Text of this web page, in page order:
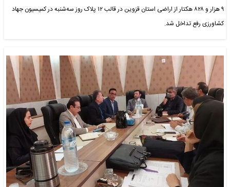
۹ هزار و ۸۲۸ هکتار از اراضی استان قزوین در قالب ۱۲ پلاک روز سه‌شنبه در کمیسیون جهاد
کشاورزی رفع تداخل شد.